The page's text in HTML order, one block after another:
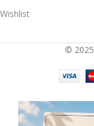
Wishlist
© 2025